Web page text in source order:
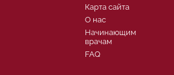
Карта сайта
О нас
Начинающим
врачам
FAQ